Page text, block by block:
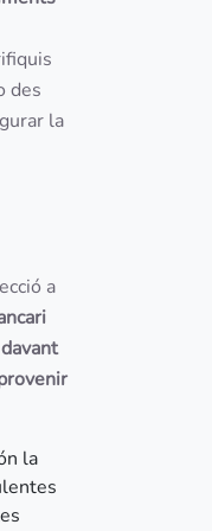
des
la
a
davant
la